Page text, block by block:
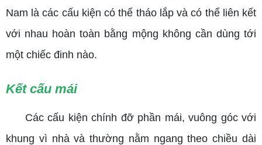
Nam là các cấu kiện có thể tháo lắp và có thể liên kết
với nhau hoàn toàn bằng mộng không cần dùng tới
một chiếc đinh nào.
Kết cấu mái
Các cấu kiện chính đỡ phần mái, vuông góc với
khung vì nhà và thường nằm ngang theo chiều dài